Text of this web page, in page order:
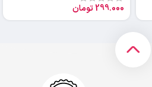
299.000تومان